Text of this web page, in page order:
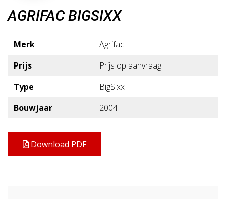
AGRIFAC BIGSIXX
Merk
Agrifac
Prijs
Prijs op aanvraag
Type
BigSixx
Bouwjaar
2004
Download PDF